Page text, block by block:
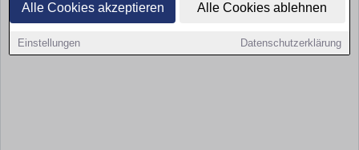
Alle Cookies akzeptieren Alle Cookies ablehnen
Einstellungen Datenschutzerklärung